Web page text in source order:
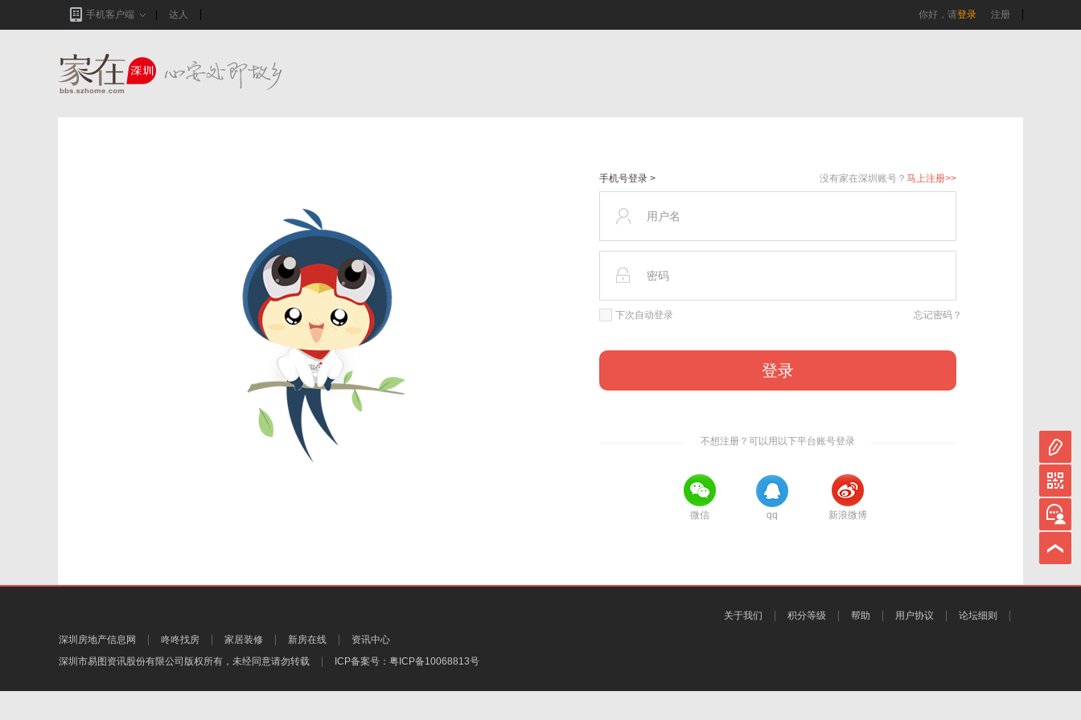
手机客户端 达人 你好，请登录 注册
手机号登录 > 没有家在深圳账号？ 马上注册>>
下次自动登录 忘记密码？
登录
不想注册？可以用以下平台账号登录
微信 qq 新浪微博
深圳房地产信息网 咚咚找房 家居装修 新房在线
资讯中心
深圳市易图资讯股份有限公司 版权所有，未经同意请勿转载 ICP备案号： 粤ICP备10068813号
关于我们 积分等级 帮助 用户协议 论坛细则